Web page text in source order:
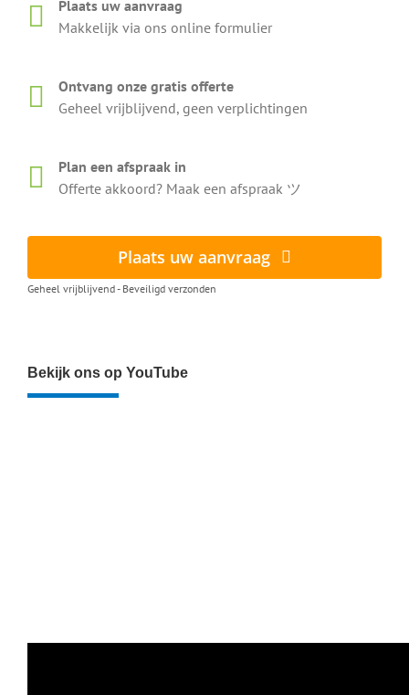
Plaats uw aanvraag
Makkelijk via ons online formulier
Ontvang onze gratis offerte
Geheel vrijblijvend, geen verplichtingen
Plan een afspraak in
Offerte akkoord? Maak een afspraak ツ
Plaats uw aanvraag
Geheel vrijblijvend - Beveiligd verzonden
Bekijk ons op YouTube